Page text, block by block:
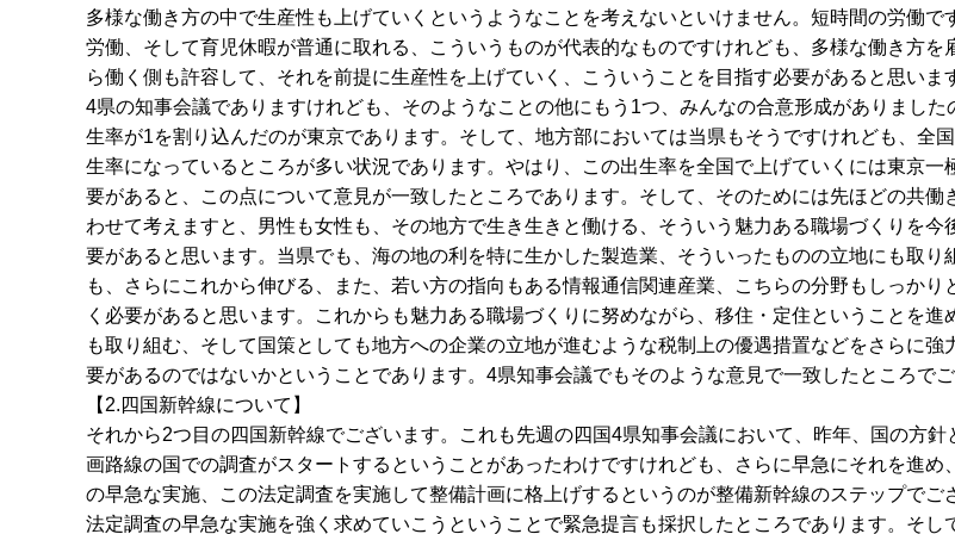
多様な働き方の中で生産性も上げていくというようなことを考えないといけません。短時間の労働で
労働、そして育児休暇が普通に取れる、こういうものが代表的なものですけれども、多様な働き方を
ら働く側も許容して、それを前提に生産性を上げていく、こういうことを目指す必要があると思いま
4県の知事会議でありますけれども、そのようなことの他にもう1つ、みんなの合意形成がありました
生率が1を割り込んだのが東京であります。そして、地方部においては当県もそうですけれども、全
生率になっているところが多い状況であります。やはり、この出生率を全国で上げていくには東京一
要があると、この点について意見が一致したところであります。そして、そのためには先ほどの共働
わせて考えますと、男性も女性も、その地方で生き生きと働ける、そういう魅力ある職場づくりを今
要があると思います。当県でも、海の地の利を特に生かした製造業、そういったものの立地にも取り
も、さらにこれから伸びる、また、若い方の指向もある情報通信関連産業、こちらの分野もしっかり
く必要があると思います。これからも魅力ある職場づくりに努めながら、移住・定住ということを進
も取り組む、そして国策としても地方への企業の立地が進むような税制上の優遇措置などをさらに強
要があるのではないかということであります。4県知事会議でもそのような意見で一致したところでご
【2.四国新幹線について】
それから2つ目の四国新幹線でございます。これも先週の四国4県知事会議において、昨年、国の方針
画路線の国での調査がスタートするということがあったわけですけれども、さらに早急にそれを進め
の早急な実施、この法定調査を実施して整備計画に格上げするというのが整備新幹線のステップでご
法定調査の早急な実施を強く求めていこうということで緊急提言も採択したところであります。そし